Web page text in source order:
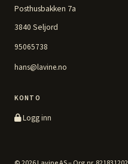
Posthusbakken 7a
3840 Seljord
95065738
hans@lavine.no
KONTO
Logg inn